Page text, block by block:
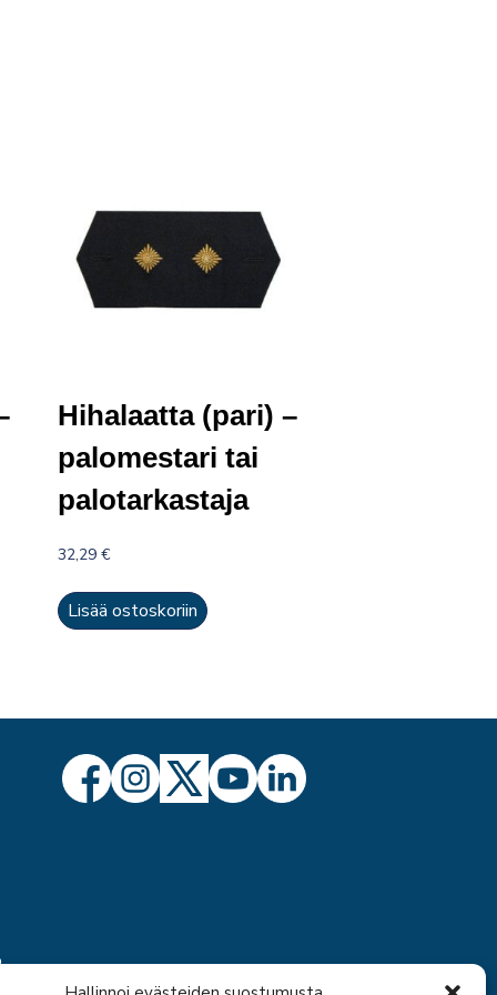
Hihalaatta (pari) –
palomestari tai
palotarkastaja
32,29 €
Lisää ostoskoriin